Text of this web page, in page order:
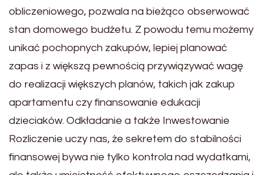
obliczeniowego, pozwala na bieżąco obserwować
stan domowego budżetu. Z powodu temu możemy
unikać pochopnych zakupów, lepiej planować
zapas i z większą pewnością przywiązywać wagę
do realizacji większych planów, takich jak zakup
apartamentu czy finansowanie edukacji
dzieciaków. Odkładanie a także Inwestowanie
Rozliczenie uczy nas, że sekretem do stabilności
finansowej bywa nie tylko kontrola nad wydatkami,